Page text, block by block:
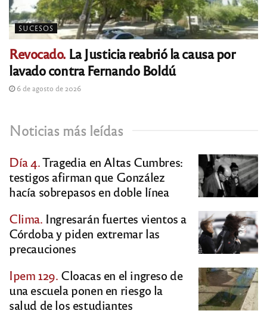
SUCESOS
Revocado. La Justicia reabrió la causa por
lavado contra Fernando Boldú
6 de agosto de 2026
Noticias más leídas
Día 4.Tragedia en Altas Cumbres:
testigos afirman que González
hacía sobrepasos en doble línea
Clima. Ingresarán fuertes vientos a
Córdoba y piden extremar las
precauciones
Ipem 129. Cloacas en el ingreso de
una escuela ponen en riesgo la
salud de los estudiantes